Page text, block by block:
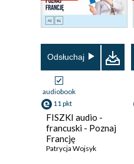
Odsłuchaj
audiobook
11 pkt
FISZKI audio -
francuski - Poznaj
Francję
Patrycja Wojsyk